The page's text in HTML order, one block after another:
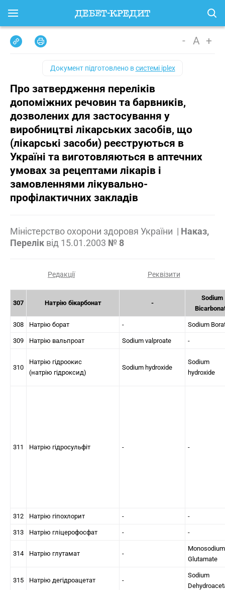
- A +
Документ підготовлено всистемі iplex
Про затвердження переліків
допоміжних речовин та барвників,
дозволених для застосування у
виробництві лікарських засобів, що
(лікарські засоби) реєструються в
Україні та виготовляються в аптечних
умовах за рецептами лікарів і
замовленнями лікувально-
профілактичних закладів
Міністерство охорони здоровя України | Наказ,
Перелік від 15.01.2003 № 8
Редакції Реквізити
307 Натрію бікарбонат -
Sodium
308 Натрію борат - Sodium
309 Натрію вальпроат Sodium valproate -
310
Натрію гідроокис
(натрію гідроксид)
Sodium hydroxide
Sodium
hydroxide
311 Натрію гідросульфіт - -
312 Натрію гіпохлорит - -
313 Натрію гліцерофосфат - -
314 Натрію глутамат -
Monosodium
Glutamate
315 Натрію дегідроацетат -
Sodium